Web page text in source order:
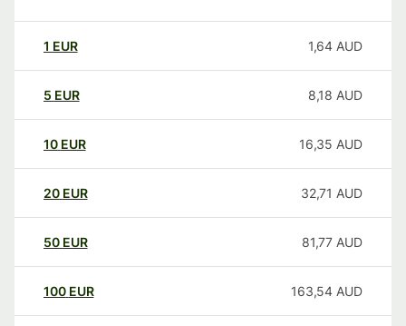
1 EUR 1,64 AUD
5 EUR 8,18 AUD
10 EUR 16,35 AUD
20 EUR 32,71 AUD
50 EUR 81,77 AUD
100 EUR 163,54 AUD